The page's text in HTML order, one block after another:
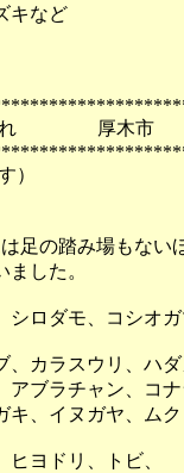
キなど
れ 厚木市
）
足の踏み場もない
した。
シロダモ、コシオ
、カラスウリ、ハ
ラチャン、コナ
イヌガヤ、ムク
ガ、ヒヨドリ、